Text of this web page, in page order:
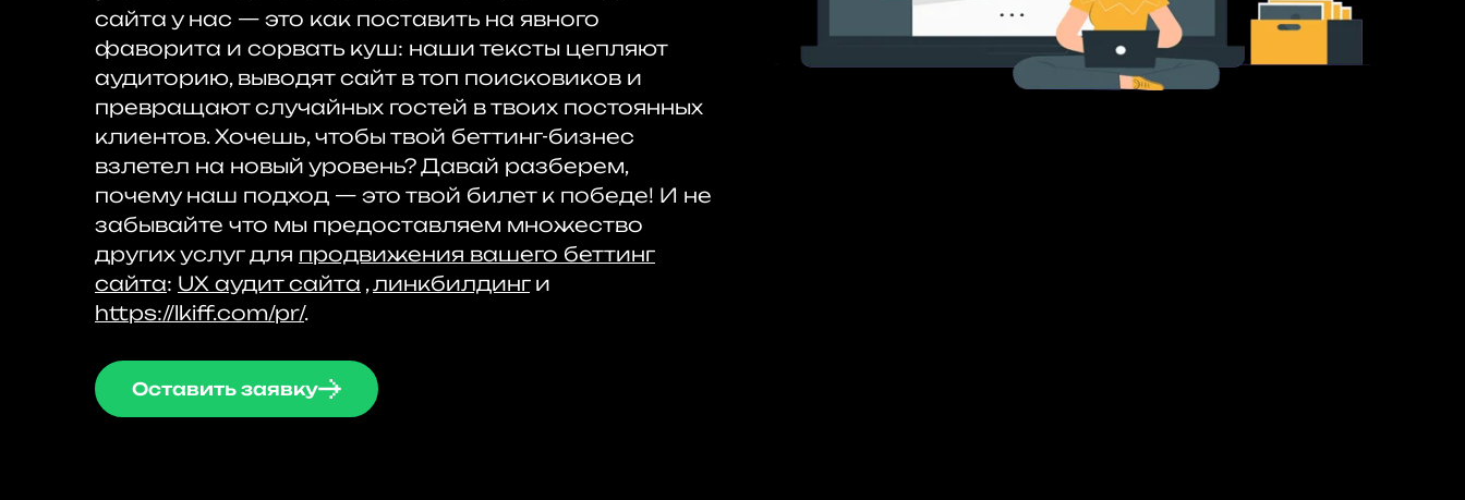
сайта у нас — это как поставить на явного
фаворита и сорвать куш: наши тексты цепляют
аудиторию, выводят сайт в топ поисковиков и
превращают случайных гостей в твоих постоянных
клиентов. Хочешь, чтобы твой беттинг-бизнес
взлетел на новый уровень? Давай разберем,
почему наш подход — это твой билет к победе! И не
забывайте что мы предоставляем множество
других услуг для продвижения вашего беттинг
сайта: UX аудит сайта ,линкбилдинги
https://lkiff.com/pr/.
Оставить заявку